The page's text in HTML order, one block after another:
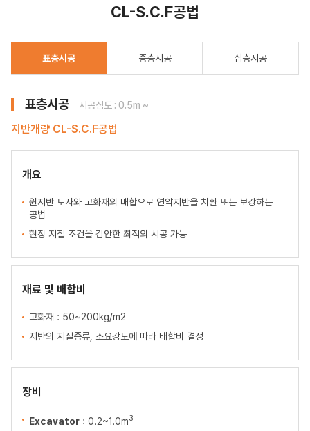
CL-S.C.F공법
표층시공 중층시공 심층시공
표층시공 시공심도 : 0.5m ~
지반개량 CL-S.C.F공법
개요
원지반 토사와 고화재의 배합으로 연약지반을 치환 또는 보강하는
공법
현장 지질 조건을 감안한 최적의 시공 가능
재료 및 배합비
고화재 : 50~200kg/m2
지반의 지질종류, 소요강도에 따라 배합비 결정
장비
Excavator : 0.2~1.0m3